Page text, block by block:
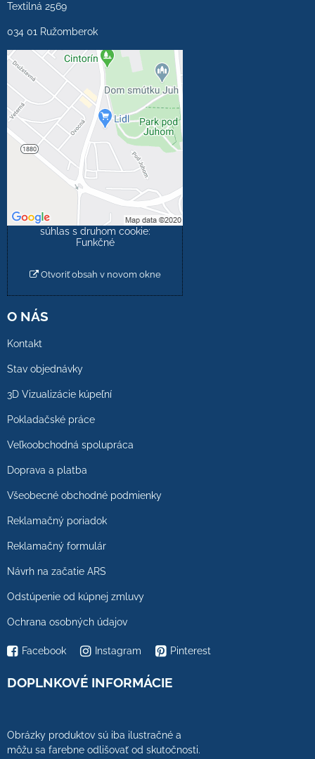
Textilná 2569
034 01 Ružomberok
Externý obsah je
blokovaný Voľbami
súkromia
Prajete si načítať externý
obsah?
Povoliť tentokrát
Povoliť a zapamätať -
súhlas s druhom cookie:
Funkčné
Otvoriť obsah v novom okne
O NÁS
Kontakt
Stav objednávky
3D Vizualizácie kúpeľní
Pokladačské práce
Veľkoobchodná spolupráca
Doprava a platba
Všeobecné obchodné podmienky
Reklamačný poriadok
Reklamačný formulár
Návrh na začatie ARS
Odstúpenie od kúpnej zmluvy
Ochrana osobných údajov
Facebook Instagram Pinterest
DOPLNKOVÉ INFORMÁCIE
Obrázky produktov sú iba ilustračné a
môžu sa farebne odlišovať od skutočnosti.